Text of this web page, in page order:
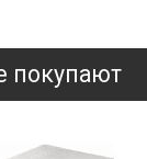
покупают